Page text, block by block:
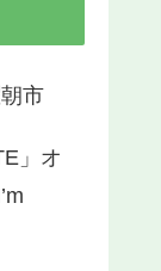
市
」オ